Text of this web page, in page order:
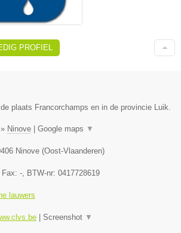
PROFIEL
plaats Francorchamps en in de provincie Luik.
» Ninove | Google maps ▼
Ninove (Oost-Vlaanderen)
, Fax: - , BTW-nr: 0417728619
lauwers
| Screenshot ▼